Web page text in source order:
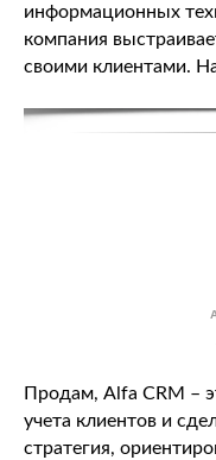
информационных
компания
своими клиентами.
Продам, Alfa CRM –
учета клиентов и
стратегия,